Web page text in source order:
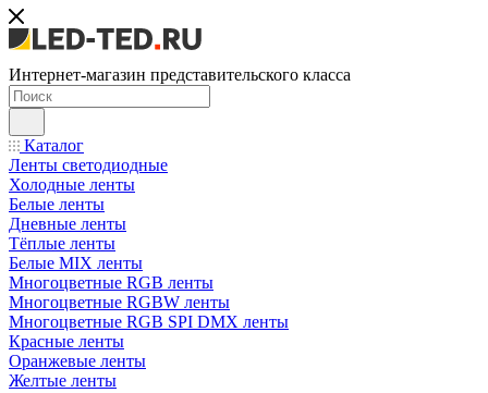
Интернет-магазин представительского класса
Каталог
Ленты светодиодные
Холодные ленты
Белые ленты
Дневные ленты
Тёплые ленты
Белые MIX ленты
Многоцветные RGB ленты
Многоцветные RGBW ленты
Многоцветные RGB SPI DMX ленты
Красные ленты
Оранжевые ленты
Желтые ленты